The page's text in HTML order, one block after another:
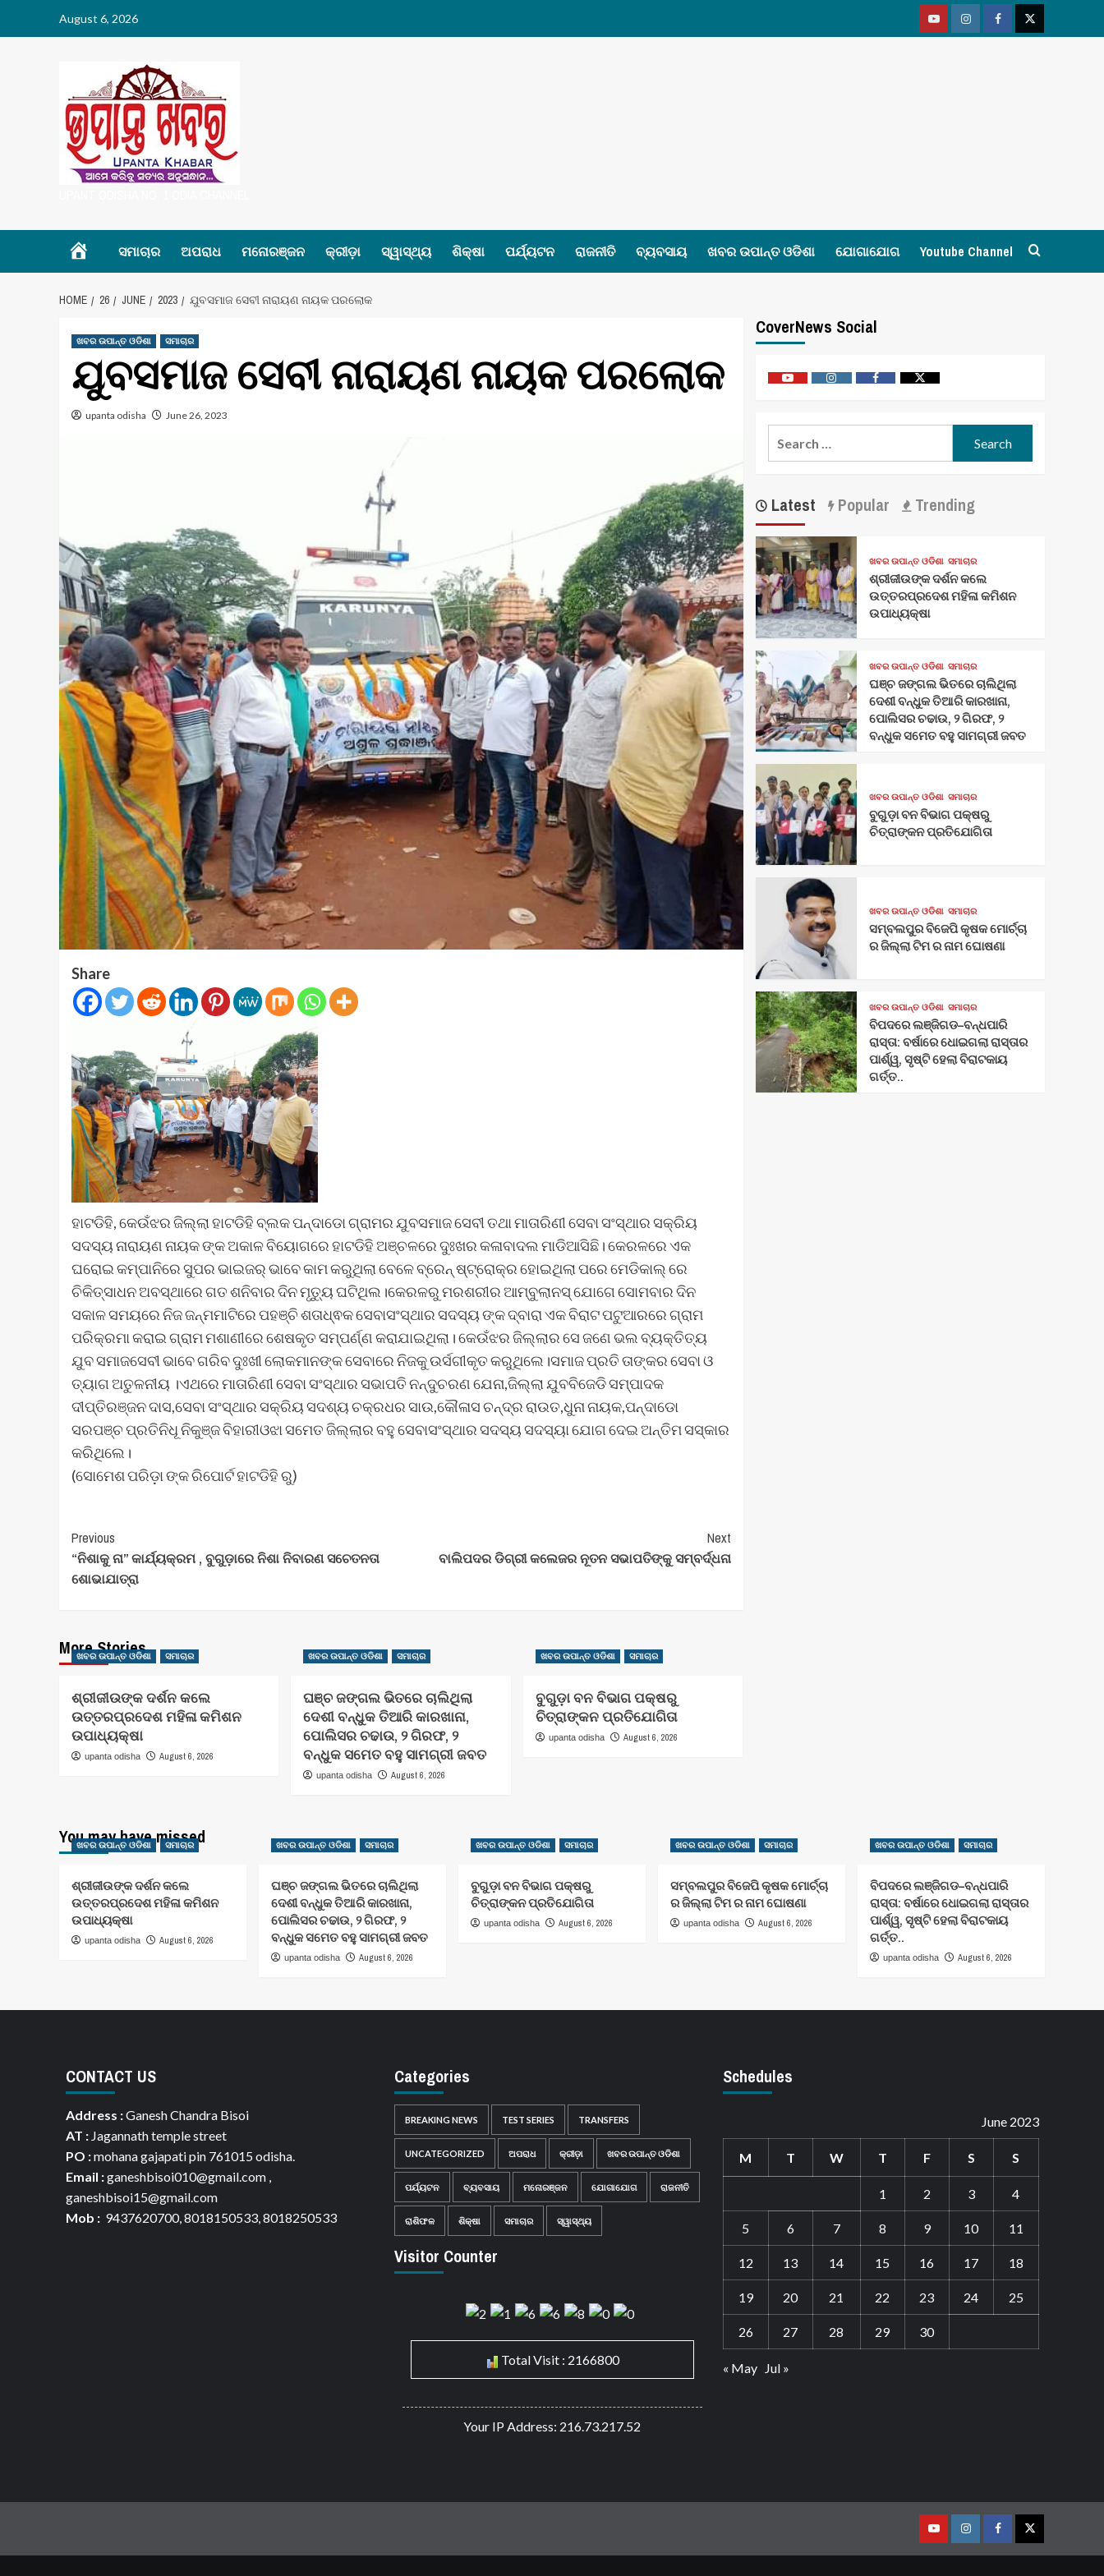
August 6, 2026
YoutubeVimeoFacebookTwitter
Homeସମାଚାର ଅପରାଧ ମନୋରଞ୍ଜନ କ୍ରୀଡ଼ା ସ୍ୱାସ୍ଥ୍ୟ ଶିକ୍ଷା ପର୍ଯ୍ୟଟନ ରାଜନୀତି ବ୍ୟବସାୟ ଖବର ଉପାନ୍ତ ଓଡିଶା ଯୋଗାଯୋଗ Youtube Channel
HOME 26 JUNE 2023 ଯୁବସମାଜ ସେବୀ ନାରାୟଣ ନାୟକ ପରଲୋକ
ଖବର ଉପାନ୍ତ ଓଡିଶା ସମାଚାର
ଯୁବସମାଜ ସେବୀ ନାରାୟଣ ନାୟକ ପରଲୋକ
upanta odisha June 26, 2023
Share
ହାଟଡିହି, କେଉଁଝର ଜିଲ୍ଲା ହାଟଡିହି ବ୍ଲକ ପନ୍ଦାଡୋ ଗ୍ରାମର ଯୁବସମାଜ ସେବୀ ତଥା ମାତାରିଣୀ ସେବା ସଂସ୍ଥାର ସକ୍ରିୟ
ସଦସ୍ୟ ନାରାୟଣ ନାୟକ ଙ୍କ ଅକାଳ ବିୟୋଗରେ ହାଟଡିହି ଅଞ୍ଚଳରେ ଦୁଃଖର କଳାବାଦଲ ମାଡିଆସିଛି। କେରଳରେ ଏକ
ଘରୋଇ କମ୍ପାନିରେ ସୁପର ଭାଇଜର୍ ଭାବେ କାମ କରୁଥିଲା ବେଳେ ବ୍ରେନ୍ ଷ୍ଟ୍ରୋକ୍ର ହୋଇଥିଲା ପରେ ମେଡିକାଲ୍ ରେ
ଚିକିତ୍ସାଧନ ଅବସ୍ଥାରେ ଗତ ଶନିବାର ଦିନ ମୃତ୍ୟୁ ଘଟିଥିଲ।କେରଳରୁ ମରଶରୀର ଆମ୍ବୁଲାନସ୍ ଯୋଗେ ସୋମବାର ଦିନ
ସକାଳ ସମୟରେ ନିଜ ଜନ୍ମମାଟିରେ ପହଞ୍ଚି ଶତାଧ୍ଵକ ସେବାସଂସ୍ଥାର ସଦସ୍ୟ ଙ୍କ ଦ୍ବାରା ଏକ ବିରାଟ ପଟୁଆରରେ ଗ୍ରାମ
ପରିକ୍ରମା କରାଇ ଗ୍ରାମ ମଶାଣୀରେ ଶେଷକୃତ ସମ୍ପର୍ଣ୍ଣ କରାଯାଇଥିଲା। କେଉଁଝର ଜିଲ୍ଲାର ସେ ଜଣେ ଭଲ ବ୍ୟକ୍ତିତ୍ୟ
ଯୁବ ସମାଜସେବୀ ଭାବେ ଗରିବ ଦୁଃଖୀ ଲୋକମାନଙ୍କ ସେବାରେ ନିଜକୁ ଉର୍ସଗୀକୃତ କରୁଥିଲେ।ସମାଜ ପ୍ରତି ତାଙ୍କର ସେବା ଓ
ତ୍ୟାଗ ଅତୁଳନୀୟ ।ଏଥରେ ମାତାରିଣୀ ସେବା ସଂସ୍ଥାର ସଭାପତି ନନ୍ଦୁଚରଣ ଯେନା,ଜିଲ୍ଲା ଯୁବବିଜେଡି ସମ୍ପାଦକ
ଦୀପ୍ତିରଞ୍ଜନ ଦାସ,ସେବା ସଂସ୍ଥାର ସକ୍ରିୟ ସଦଶ୍ୟ ଚକ୍ରଧର ସାଉ,କୌଳାସ ଚନ୍ଦ୍ର ରାଉତ,ଧୁନା ନାୟକ,ପନ୍ଦାଡୋ
ସରପଞ୍ଚ ପ୍ରତିନିଧୂ ନିକୁଞ୍ଜ ବିହାରୀଓଝା ସମେତ ଜିଲ୍ଲାର ବହୁ ସେବାସଂସ୍ଥାର ସଦସ୍ୟ ସଦସ୍ୟା ଯୋଗ ଦେଇ ଅନ୍ତିମ ସସ୍କାର
କରିଥିଲେ।
(ସୋମେଶ ପରିଡ଼ା ଙ୍କ ରିପୋର୍ଟ ହାଟଡିହି ରୁ)
Post
Navigation
Previous
“ନିଶାକୁ ନା” କାର୍ଯ୍ୟକ୍ରମ , ବୁଗୁଡ଼ାରେ ନିଶା ନିବାରଣ ସଚେତନତା
ଶୋଭାଯାତ୍ରା
Next
ବାଲିପଦର ଡିଗ୍ରୀ କଲେଜର ନୂତନ ସଭାପତିଙ୍କୁ ସମ୍ବର୍ଦ୍ଧନା
More Stories
ଖବର ଉପାନ୍ତ ଓଡିଶା ସମାଚାର
ଶ୍ରୀଜୀଉଙ୍କ ଦର୍ଶନ କଲେ
ଉତ୍ତରପ୍ରଦେଶ ମହିଳା କମିଶନ
ଉପାଧ୍ୟକ୍ଷା
upanta odisha August 6, 2026
ଖବର ଉପାନ୍ତ ଓଡିଶା ସମାଚାର
ଘଞ୍ଚ ଜଙ୍ଗଲ ଭିତରେ ଚାଲିଥିଲା
ଦେଶୀ ବନ୍ଧୁକ ତିଆରି କାରଖାନା,
ପୋଲିସର ଚଢାଉ, ୨ ଗିରଫ, ୨
ବନ୍ଧୁକ ସମେତ ବହୁ ସାମଗ୍ରୀ ଜବତ
upanta odisha August 6, 2026
ଖବର ଉପାନ୍ତ ଓଡିଶା ସମାଚାର
ବୁଗୁଡ଼ା ବନ ବିଭାଗ ପକ୍ଷରୁ
ଚିତ୍ରାଙ୍କନ ପ୍ରତିଯୋଗିତା
upanta odisha August 6, 2026
CoverNews Social
YoutubeVimeo FacebookTwitter
Latest Popular Trending
ଖବର ଉପାନ୍ତ ଓଡିଶା ସମାଚାର
ଶ୍ରୀଜୀଉଙ୍କ ଦର୍ଶନ କଲେ
ଉତ୍ତରପ୍ରଦେଶ ମହିଳା କମିଶନ
ଉପାଧ୍ୟକ୍ଷା
ଖବର ଉପାନ୍ତ ଓଡିଶା ସମାଚାର
ଘଞ୍ଚ ଜଙ୍ଗଲ ଭିତରେ ଚାଲିଥିଲା
ଦେଶୀ ବନ୍ଧୁକ ତିଆରି କାରଖାନା,
ପୋଲିସର ଚଢାଉ, ୨ ଗିରଫ, ୨
ବନ୍ଧୁକ ସମେତ ବହୁ ସାମଗ୍ରୀ ଜବତ
ଖବର ଉପାନ୍ତ ଓଡିଶା ସମାଚାର
ବୁଗୁଡ଼ା ବନ ବିଭାଗ ପକ୍ଷରୁ
ଚିତ୍ରାଙ୍କନ ପ୍ରତିଯୋଗିତା
ଖବର ଉପାନ୍ତ ଓଡିଶା ସମାଚାର
ସମ୍ବଲପୁର ବିଜେପି କୃଷକ ମୋର୍ଚ୍ଚା
ର ଜିଲ୍ଲା ଟିମ ର ନାମ ଘୋଷଣା
ଖବର ଉପାନ୍ତ ଓଡିଶା ସମାଚାର
ବିପଦରେ ଲଞ୍ଜିଗଡ–ବନ୍ଧପାରି
ରାସ୍ତା: ବର୍ଷାରେ ଧୋଇଗଲା ରାସ୍ତାର
ପାର୍ଶ୍ୱ, ସୃଷ୍ଟି ହେଲା ବିରାଟକାୟ
ଗର୍ତ୍ତ..
You may have missed
ଖବର ଉପାନ୍ତ ଓଡିଶା ସମାଚାର
ଶ୍ରୀଜୀଉଙ୍କ ଦର୍ଶନ କଲେ
ଉତ୍ତରପ୍ରଦେଶ ମହିଳା କମିଶନ
ଉପାଧ୍ୟକ୍ଷା
upanta odisha August 6, 2026
ଖବର ଉପାନ୍ତ ଓଡିଶା ସମାଚାର
ଘଞ୍ଚ ଜଙ୍ଗଲ ଭିତରେ ଚାଲିଥିଲା
ଦେଶୀ ବନ୍ଧୁକ ତିଆରି କାରଖାନା,
ପୋଲିସର ଚଢାଉ, ୨ ଗିରଫ, ୨
ବନ୍ଧୁକ ସମେତ ବହୁ ସାମଗ୍ରୀ ଜବତ
upanta odisha August 6, 2026
ଖବର ଉପାନ୍ତ ଓଡିଶା ସମାଚାର
ବୁଗୁଡ଼ା ବନ ବିଭାଗ ପକ୍ଷରୁ
ଚିତ୍ରାଙ୍କନ ପ୍ରତିଯୋଗିତା
upanta odisha August 6, 2026
ଖବର ଉପାନ୍ତ ଓଡିଶା ସମାଚାର
ସମ୍ବଲପୁର ବିଜେପି କୃଷକ ମୋର୍ଚ୍ଚା
ର ଜିଲ୍ଲା ଟିମ ର ନାମ ଘୋଷଣା
upanta odisha August 6, 2026
ଖବର ଉପାନ୍ତ ଓଡିଶା ସମାଚାର
ବିପଦରେ ଲଞ୍ଜିଗଡ–ବନ୍ଧପାରି
ରାସ୍ତା: ବର୍ଷାରେ ଧୋଇଗଲା ରାସ୍ତାର
ପାର୍ଶ୍ୱ, ସୃଷ୍ଟି ହେଲା ବିରାଟକାୟ
ଗର୍ତ୍ତ..
upanta odisha August 6, 2026
CONTACT US
Address :Ganesh Chandra Bisoi
AT :Jagannath temple street
PO :mohana gajapati pin 761015 odisha.
Email :ganeshbisoi010@gmail.com ,
ganeshbisoi15@gmail.com
Mob :9437620700, 8018150533, 8018250533
Categories
BREAKING NEWS TEST SERIES TRANSFERS
UNCATEGORIZED ଅପରାଧ କ୍ରୀଡ଼ା ଖବର ଉପାନ୍ତ ଓଡିଶା
ପର୍ଯ୍ୟଟନ ବ୍ୟବସାୟ ମନୋରଞ୍ଜନ ଯୋଗାଯୋଗ ରାଜନୀତି
ରାଶିଫଳ ଶିକ୍ଷା ସମାଚାର ସ୍ୱାସ୍ଥ୍ୟ
Visitor Counter
Total Visit : 2166800
Your IP Address: 216.73.217.52
Schedules
June 2023
M T W T F S S
1 2 3 4
5 6 7 8 9 10 11
12 13 14 15 16 17 18
19 20 21 22 23 24 25
26 27 28 29 30
« May Jul »
YoutubeVimeoFacebookTwitter